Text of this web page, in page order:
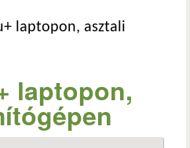
laptopon, asztali
laptopon,